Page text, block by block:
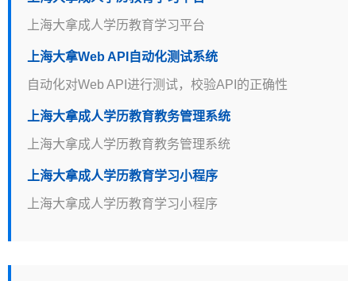
上海大拿成人学历教育学习平台
上海大拿Web API自动化测试系统
自动化对Web API进行测试，校验API的正确性
上海大拿成人学历教育教务管理系统
上海大拿成人学历教育教务管理系统
上海大拿成人学历教育学习小程序
上海大拿成人学历教育学习小程序